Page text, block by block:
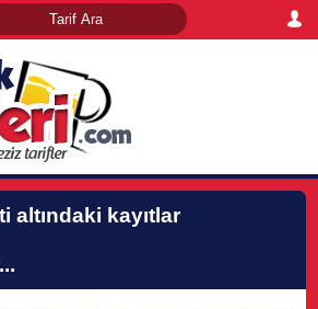
altındaki kayıtlar